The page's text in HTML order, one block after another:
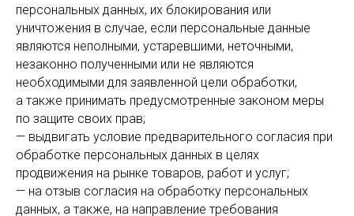
персональных данных, их блокирования или
уничтожения в случае, если персональные данные
являются неполными, устаревшими, неточными,
незаконно полученными или не являются
необходимыми для заявленной цели обработки,
а также принимать предусмотренные законом меры
по защите своих прав;
— выдвигать условие предварительного согласия при
обработке персональных данных в целях
продвижения на рынке товаров, работ и услуг;
— на отзыв согласия на обработку персональных
данных, а также, на направление требования